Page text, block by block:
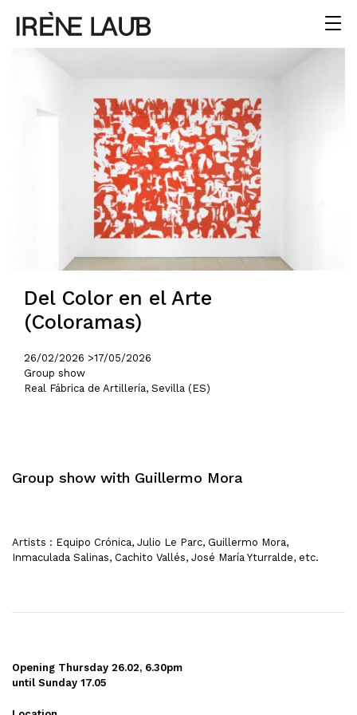
Del Color en el Arte
(Coloramas)
26/02/2026 >17/05/2026
Group show
Real Fábrica de Artillería, Sevilla (ES)
Group show with Guillermo Mora
Artists : Equipo Crónica, Julio Le Parc, Guillermo Mora,
Inmaculada Salinas, Cachito Vallés, José María Yturralde, etc.
Opening Thursday 26.02, 6.30pm
until Sunday 17.05